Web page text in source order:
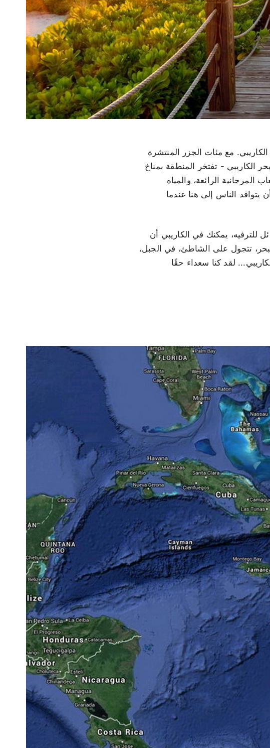
مع مئات الجزر المنتشرة
- تفتخر المنطقة بمناخ
الرائعة، والمياه
يتوافد الناس إلى هنا عندما
يمكنك في الكاريبي أن
تتجول على الشاطئ، في الجبل،
لقد كنا سعداء حقًا